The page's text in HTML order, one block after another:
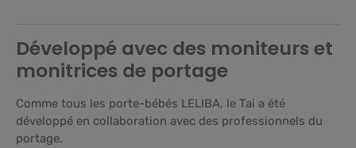
Développé avec des moniteurs et
monitrices de portage
Comme tous les porte-bébés LELIBA, le Tai a été
développé en collaboration avec des professionnels du
portage.